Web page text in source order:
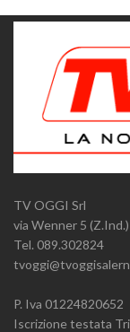
TV OGGI Srl
via Wenner 5
Tel. 089.302824
P. Iva 01224820652
Iscrizione testata